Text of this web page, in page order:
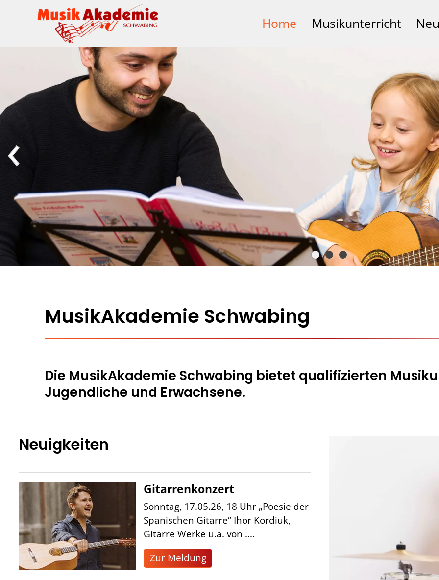
Home Musikunterricht
MusikAkademie Schwabing
Die MusikAkademie Schwabing bietet qualifizierten
Jugendliche und Erwachsene.
Neuigkeiten
Gitarrenkonzert
Sonntag, 17.05.26, 18 Uhr „Poesie der
Spanischen Gitarre“ Ihor Kordiuk,
Gitarre Werke u.a. von ....
Zur Meldung